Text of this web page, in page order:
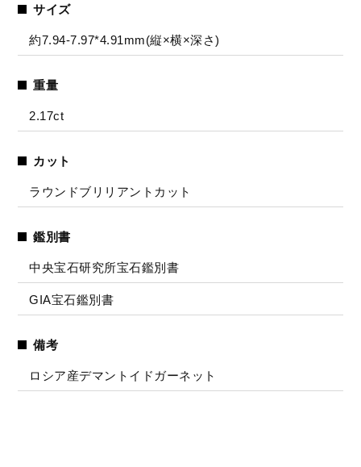
サイズ
約7.94-7.97*4.91mm(縦×横×深さ)
重量
2.17ct
カット
ラウンドブリリアントカット
鑑別書
中央宝石研究所宝石鑑別書
GIA宝石鑑別書
備考
ロシア産デマントイドガーネット